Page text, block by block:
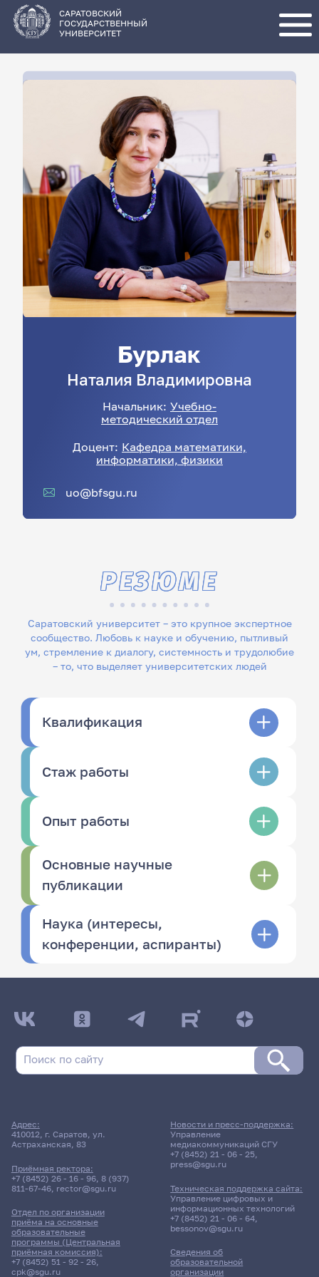
основному
содержанию
САРАТОВСКИЙ
ГОСУДАРСТВЕННЫЙ
УНИВЕРСИТЕТ
Бурлак
Наталия Владимировна
Начальник: Учебно-
методический отдел
Доцент: Кафедра математики,
информатики, физики
uo@bfsgu.ru
Саратовский университет – это крупное экспертное
сообщество. Любовь к науке и обучению, пытливый
ум, стремление к диалогу, системность и трудолюбие
– то, что выделяет университетских людей
РЕЗЮМЕ
Квалификация
Стаж работы
Опыт работы
Основные научные
публикации
Наука (интересы,
конференции, аспиранты)
Адрес:
410012, г. Саратов, ул.
Астраханская, 83
Приёмная ректора:
+7 (8452) 26 - 16 - 96, 8 (937)
811-67-46, rector@sgu.ru
Отдел по организации
приёма на основные
образовательные
программы (Центральная
приёмная комиссия):
+7 (8452) 51 - 92 - 26,
cpk@sgu.ru
Сведения об
образовательной
организации
Новости и пресс-поддержка:
Управление
медиакоммуникаций СГУ
+7 (8452) 21 - 06 - 25,
press@sgu.ru
Техническая поддержка сайта:
Управление цифровых и
информационных технологий
+7 (8452) 21 - 06 - 64,
bessonov@sgu.ru